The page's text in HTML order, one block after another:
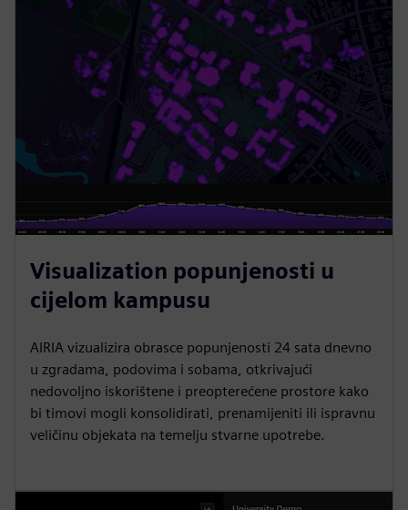
Visualization popunjenosti u
cijelom kampusu
AIRIA vizualizira obrasce popunjenosti 24 sata dnevno
u zgradama, podovima i sobama, otkrivajući
nedovoljno iskorištene i preopterećene prostore kako
bi timovi mogli konsolidirati, prenamijeniti ili ispravnu
veličinu objekata na temelju stvarne upotrebe.